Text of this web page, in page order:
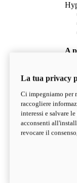
A
V2
La tua privacy
Ci impegniamo per
raccogliere
interessi e salvare
acconsenti
revocare il